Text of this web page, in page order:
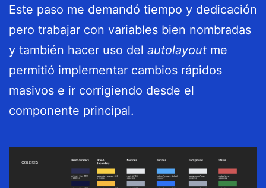
Este paso me demandó tiempo y dedicación
pero trabajar con variables bien nombradas
y también hacer uso del autolayout me
permitió implementar cambios rápidos
masivos e ir corrigiendo desde el
componente principal.